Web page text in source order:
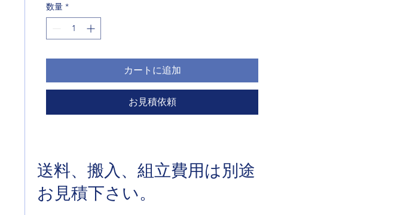
数量 *
カートに追加
お見積依頼
送料、搬入、組立費用は別途
​お見積下さい。